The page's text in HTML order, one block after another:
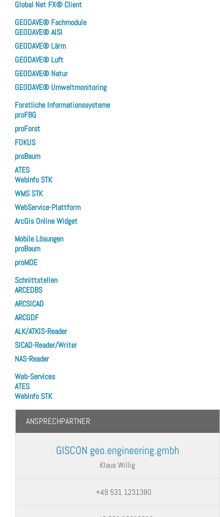
Global Net FX® Client
GEODAVE® Fachmodule
GEODAVE® AISI
GEODAVE® Lärm
GEODAVE® Luft
GEODAVE® Natur
GEODAVE® Umweltmonitoring
Forstliche Informationssysteme
proFBG
proForst
FOKUS
proBaum
ATES
WebInfo STK
WMS STK
WebService-Plattform
ArcGis Online Widget
Mobile Lösungen
proBaum
proMDE
Schnittstellen
ARCEDBS
ARCSICAD
ARCGDF
ALK/ATKIS-Reader
SICAD-Reader/Writer
NAS-Reader
Web-Services
ATES
WebInfo STK
ANSPRECHPARTNER
GISCON geo.engineering.gmbh
Klaus Willig
+49 531 1231380